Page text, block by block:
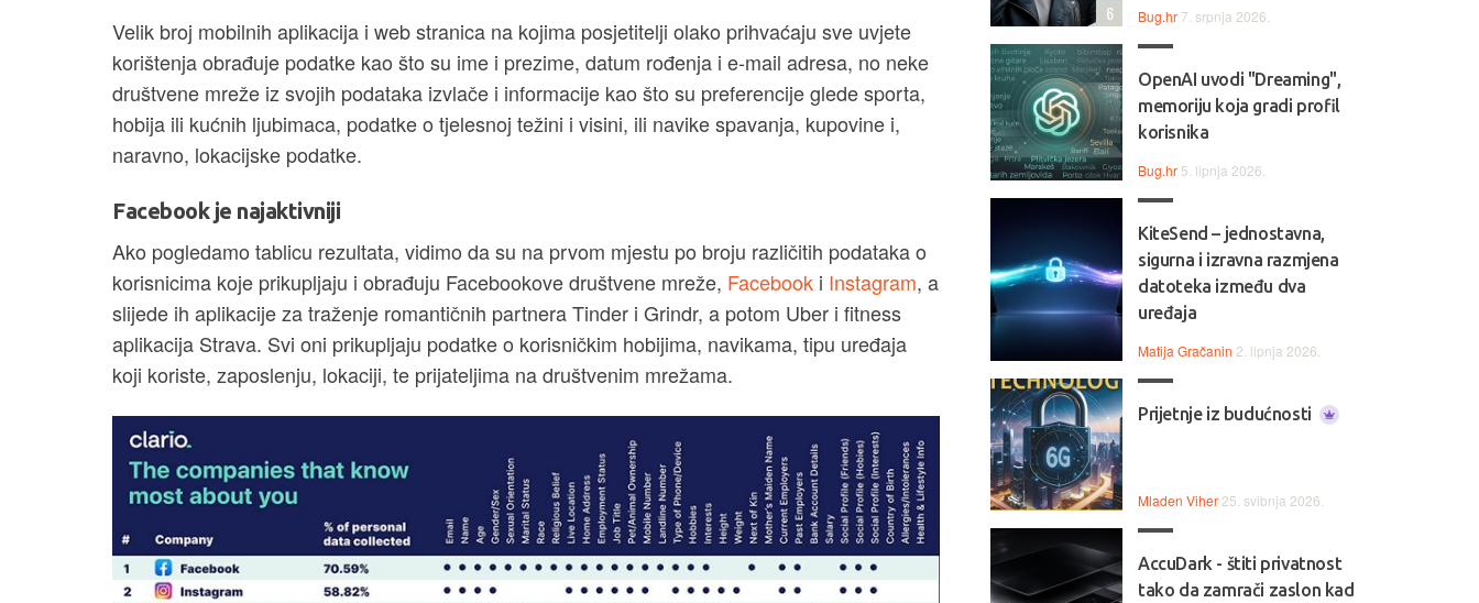
Velik broj mobilnih aplikacija i web stranica na kojima posjetitelji olako prihvaćaju sve uvjete
korištenja obrađuje podatke kao što su ime i prezime, datum rođenja i e-mail adresa, no neke
društvene mreže iz svojih podataka izvlače i informacije kao što su preferencije glede sporta,
hobija ili kućnih ljubimaca, podatke o tjelesnoj težini i visini, ili navike spavanja, kupovine i,
naravno, lokacijske podatke.
Facebook je najaktivniji
Ako pogledamo tablicu rezultata, vidimo da su na prvom mjestu po broju različitih podataka o
korisnicima koje prikupljaju i obrađuju Facebookove društvene mreže, Facebook i Instagram, a
slijede ih aplikacije za traženje romantičnih partnera Tinder i Grindr, a potom Uber i fitness
aplikacija Strava. Svi oni prikupljaju podatke o korisničkim hobijima, navikama, tipu uređaja
koji koriste, zaposlenju, lokaciji, te prijateljima na društvenim mrežama.
Bug.hr 7. srpnja 2026.
6
OpenAI uvodi "Dreaming",
memoriju koja gradi profil
korisnika
Bug.hr 5. lipnja 2026.
KiteSend – jednostavna,
sigurna i izravna razmjena
datoteka između dva
uređaja
Matija Gračanin 2. lipnja 2026.
Prijetnje iz budućnosti
Mladen Viher 25. svibnja 2026.
AccuDark - štiti privatnost
tako da zamrači zaslon kad